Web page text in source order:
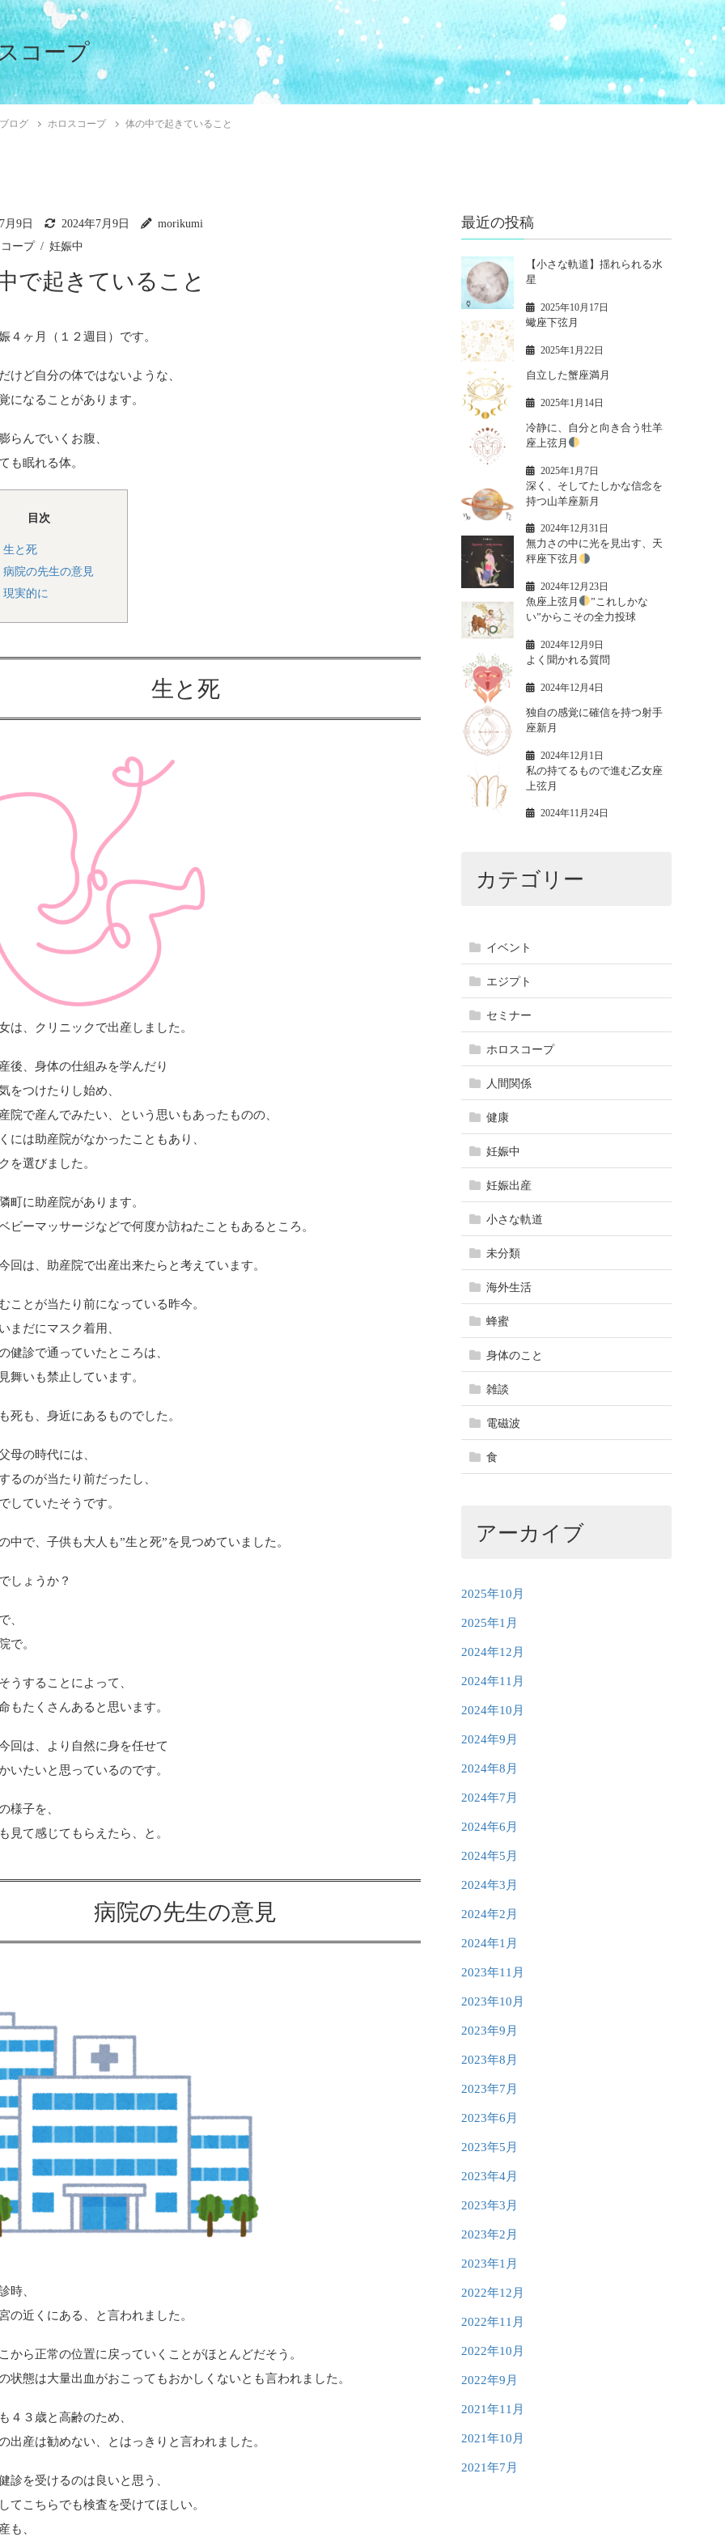
コープ
ブログ ホロスコープ 体の中で起きていること
月9日 2024年7月9日
morikumi
ープ
妊娠中
で起きていること
４ヶ月（１２週目）です。
けど自分の体ではないような、
になることがあります。
らんでいくお腹、
も眠れる体。
目次
生と死
病院の先生の意見
現実的に
生と死
は、クリニックで出産しました。
後、身体の仕組みを学んだり
をつけたりし始め、
院で産んでみたい、という思いもあったものの、
には助産院がなかったこともあり、
を選びました。
町に助産院があります。
ビーマッサージなどで何度か訪ねたこともあるところ。
回は、助産院で出産出来たらと考えています。
ことが当たり前になっている昨今。
まだにマスク着用、
健診で通っていたところは、
舞いも禁止しています。
死も、身近にあるものでした。
母の時代には、
るのが当たり前だったし、
していたそうです。
中で、子供も大人も”生と死”を見つめていました。
しょうか？
、
で。
うすることによって、
もたくさんあると思います。
回は、より自然に身を任せて
いたいと思っているのです。
様子を、
見て感じてもらえたら、と。
病院の先生の意見
時、
の近くにある、と言われました。
から正常の位置に戻っていくことがほとんどだそう。
状態は大量出血がおこってもおかしくないとも言われました。
４３歳と高齢のため、
出産は勧めない、とはっきりと言われました。
診を受けるのは良いと思う、
てこちらでも検査を受けてほしい。
も、
最近の投稿
【小さな軌道】揺れられる水
星
2025年10月17日
蠍座下弦月
2025年1月22日
自立した蟹座満月
2025年1月14日
冷静に、自分と向き合う牡羊
座上弦月
2025年1月7日
深く、そしてたしかな信念を
持つ山羊座新月
2024年12月31日
無力さの中に光を見出す、天
秤座下弦月
2024年12月23日
魚座上弦月
”これしかな
い”からこその全力投球
2024年12月9日
よく聞かれる質問
2024年12月4日
独自の感覚に確信を持つ射手
座新月
2024年12月1日
私の持てるもので進む乙女座
上弦月
2024年11月24日
カテゴリー
イベント
エジプト
セミナー
ホロスコープ
人間関係
健康
妊娠中
妊娠出産
小さな軌道
未分類
海外生活
蜂蜜
身体のこと
雑談
電磁波
食
アーカイブ
2025年10月
2025年1月
2024年12月
2024年11月
2024年10月
2024年9月
2024年8月
2024年7月
2024年6月
2024年5月
2024年3月
2024年2月
2024年1月
2023年11月
2023年10月
2023年9月
2023年8月
2023年7月
2023年6月
2023年5月
2023年4月
2023年3月
2023年2月
2023年1月
2022年12月
2022年11月
2022年10月
2022年9月
2021年11月
2021年10月
2021年7月